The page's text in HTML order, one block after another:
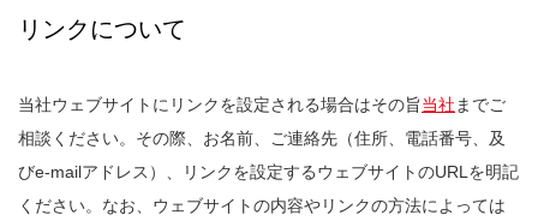
リンクについて
当社ウェブサイトにリンクを設定される場合はその旨当社 までご
相談ください。その際、お名前、ご連絡先（住所、電話番号、及
びe-mailアドレス）、リンクを設定するウェブサイトのURLを明記
ください。なお、ウェブサイトの内容やリンクの方法によっては